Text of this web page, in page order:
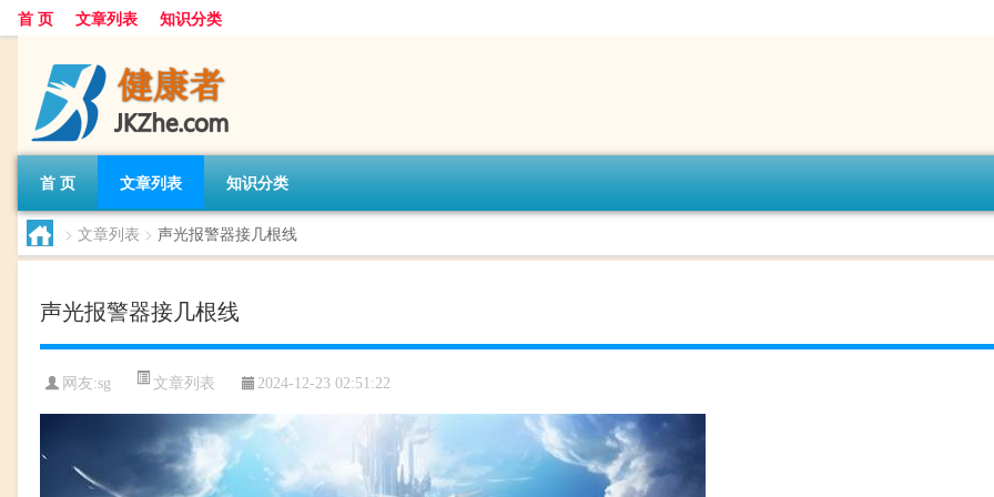
首 页 文章列表 知识分类
首 页 文章列表 知识分类
> 文章列表 > 声光报警器接几根线
声光报警器接几根线
网友:sg 文章列表 2024-12-23 02:51:22